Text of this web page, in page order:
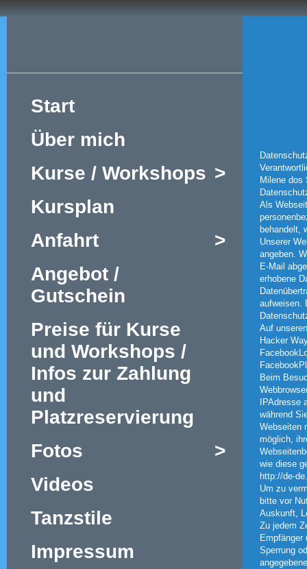
Start
Über mich
>
Kurse / Workshops
Kursplan
>
Anfahrt
Angebot /
Gutschein
Preise für Kurse
und Workshops /
Infos zur Zahlung
und
Platzreservierung
>
Fotos
Videos
Tanzstile
Impressum
Milene dos
Als
behandelt,
Unserer
angeben.
E-Mail
erhobene
aufweisen.
Auf
Hacker
Beim
IPAdresse
während
Webseiten
möglich,
wie diese
http://de-
Um zu
bitte vor
Auskunft,
Zu jedem
Empfänger
Sperrung